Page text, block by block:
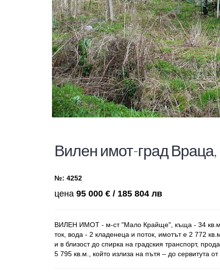
Вилен имот-град
№: 4252
цена 95 000 € / 185 804 лв
ВИЛЕН ИМОТ - м-ст "Мало Крайще", къща - 34 кв.м.,
ток, вода - 2 кладенеца и поток, имотът е 2 772
и в близост до спирка на градския транспорт,
5 795 кв.м., който излиза на пътя – до сервитута